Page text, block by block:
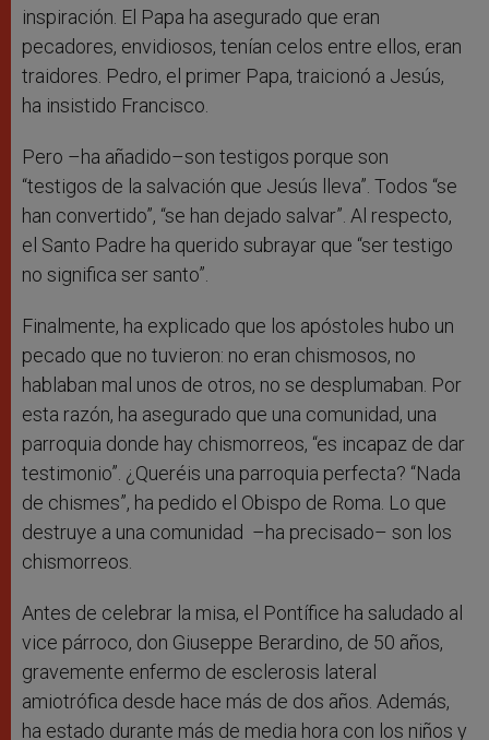
inspiración. El Papa ha asegurado que eran
pecadores, envidiosos, tenían celos entre ellos, eran
traidores. Pedro, el primer Papa, traicionó a Jesús,
ha insistido Francisco.
Pero –ha añadido–son testigos porque son
“testigos de la salvación que Jesús lleva”. Todos “se
han convertido”, “se han dejado salvar”. Al respecto,
el Santo Padre ha querido subrayar que “ser testigo
no significa ser santo”.
Finalmente, ha explicado que los apóstoles hubo un
pecado que no tuvieron: no eran chismosos, no
hablaban mal unos de otros, no se desplumaban. Por
esta razón, ha asegurado que una comunidad, una
parroquia donde hay chismorreos, “es incapaz de dar
testimonio”. ¿Queréis una parroquia perfecta? “Nada
de chismes”, ha pedido el Obispo de Roma. Lo que
destruye a una comunidad –ha precisado– son los
chismorreos.
Antes de celebrar la misa, el Pontífice ha saludado al
vice párroco, don Giuseppe Berardino, de 50 años,
gravemente enfermo de esclerosis lateral
amiotrófica desde hace más de dos años. Además,
ha estado durante más de media hora con los niños y